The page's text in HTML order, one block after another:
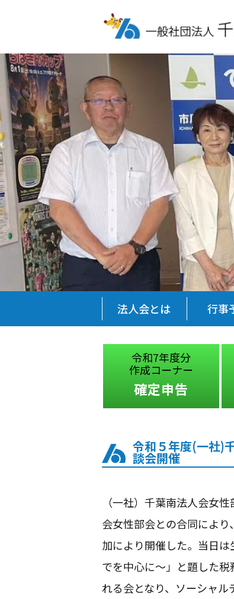
法人会とは 行事
令和7年度分
作成コーナー
確定申告
イ
令和５年度(一社)
談会開催
（一社）千葉南法人会女
会女性部会との合同によ
加により開催した。当日
でを中心に〜」と題した
れる会となり、ソーシャ